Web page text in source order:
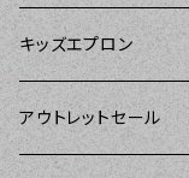
Tarantinalovers（タラ
The Sunday Girl（ザ
DII（ディーアイアイ）
Sierra Rose（シエラ
キッズエプロン
Sierra Rose（シエラ
アウトレットセール